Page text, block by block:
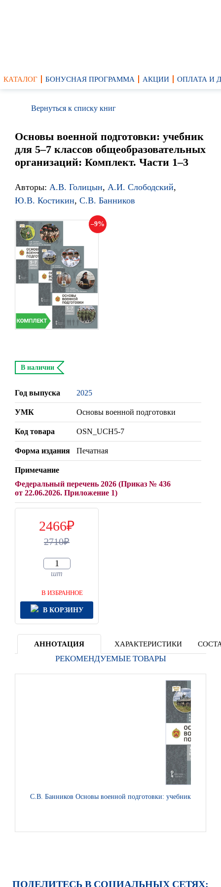
КАТАЛОГ БОНУСНАЯ ПРОГРАММА АКЦИИ ОПЛАТА И
Вернуться к списку книг
Основы военной подготовки: учебник
для 5–7 классов общеобразовательных
организаций: Комплект. Части 1–3
Авторы: А.В. Голицын, А.И. Слободский,
Ю.В. Костикин, С.В. Банников
9
В наличии
Год выпуска 2025
УМК Основы военной подготовки
Код товара OSN_UCH5-7
Форма издания Печатная
Примечание
Федеральный перечень 2026 (Приказ № 436
от 22.06.2026. Приложение 1)
2466
2710
шт
В ИЗБРАННОЕ
В КОРЗИНУ
АННОТАЦИЯ ХАРАКТЕРИСТИКИ
РЕКОМЕНДУЕМЫЕ ТОВАРЫ
С.В. Банников Основы военной подготовки: учебник для 5–7
ПОДЕЛИТЕСЬ В СОЦИАЛЬНЫХ СЕТЯХ: